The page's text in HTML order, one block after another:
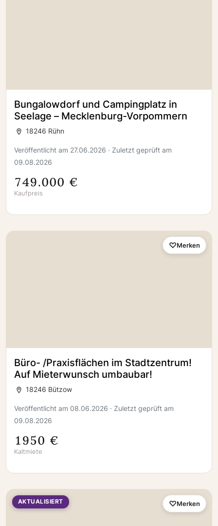
Bungalowdorf und Campingplatz in
Seelage – Mecklenburg-Vorpommern
18246 Rühn
Veröffentlicht am 27.06.2026 · Zuletzt geprüft am
09.08.2026
749.000 €
Kaufpreis
Büro- /Praxisflächen im Stadtzentrum!
Auf Mieterwunsch umbaubar!
18246 Bützow
Veröffentlicht am 08.06.2026 · Zuletzt geprüft am
09.08.2026
1950 €
Kaltmiete
Merken
AKTUALISIERT Merken